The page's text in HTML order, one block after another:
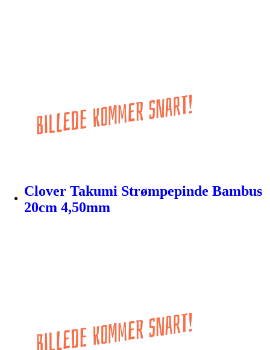
Clover Takumi Strømpepinde Bambus
20cm 4,50mm